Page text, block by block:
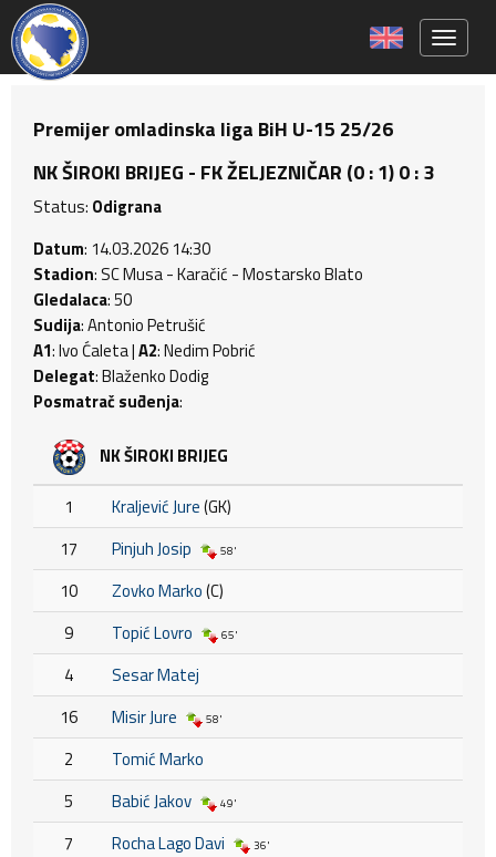
Premijer omladinska liga BiH U-15 25/26
NK ŠIROKI BRIJEG - FK ŽELJEZNIČAR (0 : 1) 0 : 3
Status: Odigrana
Datum: 14.03.2026 14:30
Stadion: SC Musa - Karačić - Mostarsko Blato
Gledalaca: 50
Sudija: Antonio Petrušić
A1: Ivo Ćaleta |A2: Nedim Pobrić
Delegat: Blaženko Dodig
Posmatrač suđenja:
NK ŠIROKI BRIJEG
1 Kraljević Jure(GK)
17
Pinjuh Josip 58'
10 Zovko Marko(C)
9
Topić Lovro 65'
4
Sesar Matej
16
Misir Jure 58'
2
Tomić Marko
5
Babić Jakov 49'
7 Rocha Lago Davi 36'